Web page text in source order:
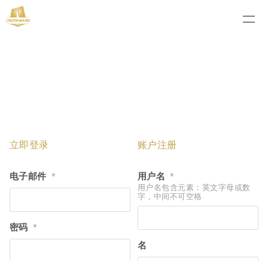
立即登录
电子邮件 *
密码 *
账户注册
用户名 *
用户名包含元素：英文字母或数
字，中间不可空格
名